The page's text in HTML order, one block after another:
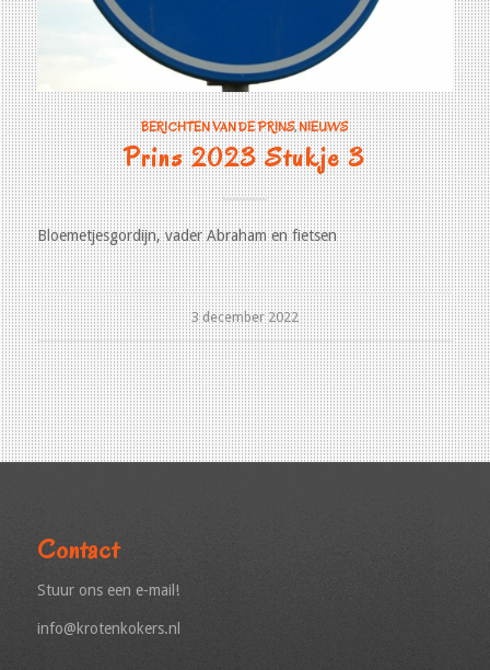
BERICHTEN VAN DE PRINS,NIEUWS
Prins 2023 Stukje 3
Bloemetjesgordijn, vader Abraham en fietsen
3 december 2022
Contact
Stuur ons een e-mail!
info@krotenkokers.nl